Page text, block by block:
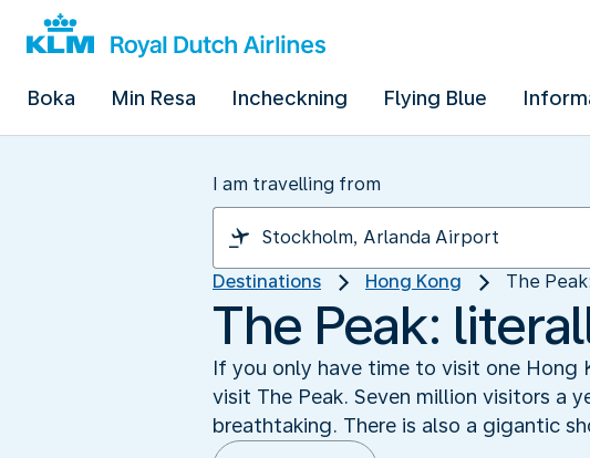
Boka Min Resa Incheckning Flying Blue
I am travelling from
Destinations Hong Kong The
The Peak:
If you only have time to visit one
visit The Peak. Seven million visitors a
breathtaking. There is also a gigantic